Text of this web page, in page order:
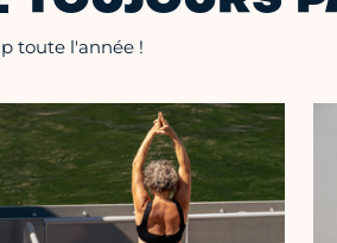
toute l'année !